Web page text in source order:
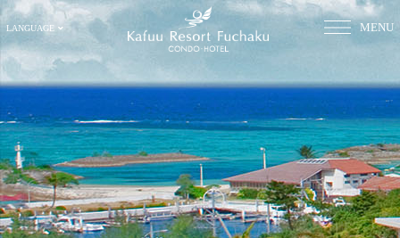
MENU
LANGUAGE